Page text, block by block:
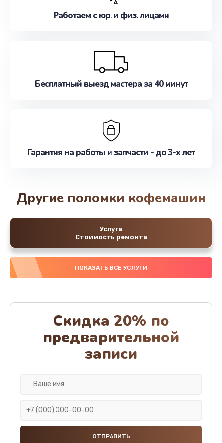
Работаем с юр. и физ. лицами
Бесплатный выезд мастера за 40 минут
Гарантия на работы и запчасти - до 3-х лет
Другие поломки кофемашин
Услуга
Стоимость ремонта
ПОКАЗАТЬ ВСЕ УСЛУГИ
Скидка 20% по
предварительной
записи